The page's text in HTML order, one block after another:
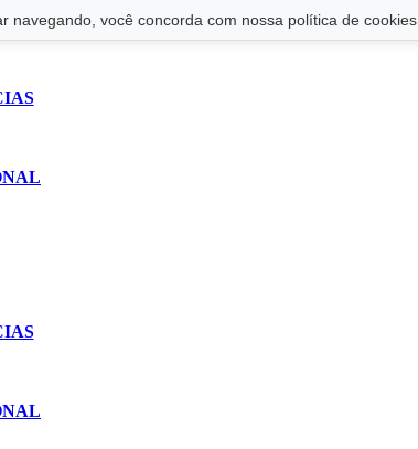
você concorda com nossa política de cookies.